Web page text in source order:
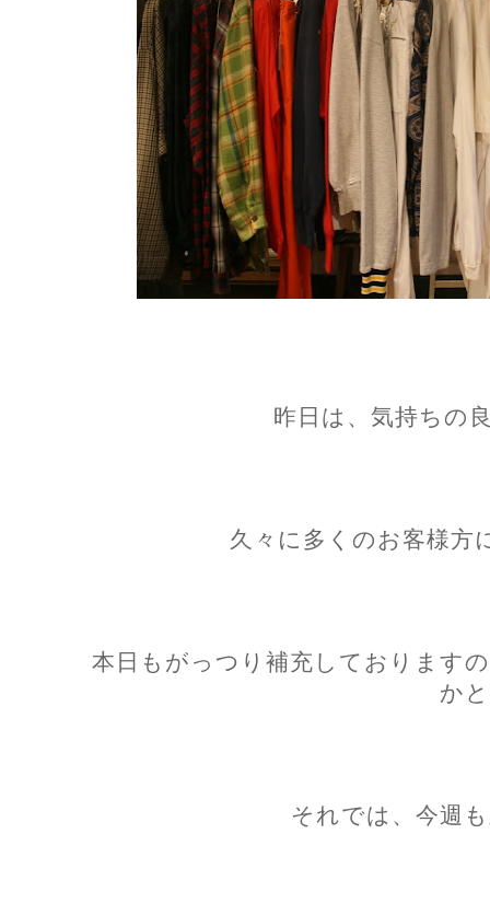
昨日は、気持ちの
久々に多くのお客様方
本日もがっつり補充しております
かと
それでは、今週